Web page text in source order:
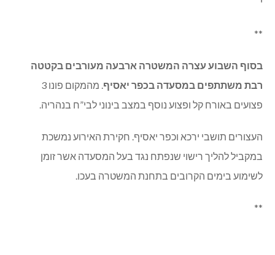
בסוף השבוע עצרה המשטרה ארבעה מעורבים בקטטה
רבת משתתפים במסעדה בכפר יאסיף
. מהמקום פונו 3
פצועים באורח קל ופצוע נוסף במצב בינוני לבי”ח בנהריה.
העצורים תושבי ירכא וכפר יאסיף. חקירת האירוע נמשכת
במקביל להליך רישוי שנפתח נגד בעל המסעדה אשר זומן
לשימוע בימים הקרובים בתחנת המשטרה בעכו.